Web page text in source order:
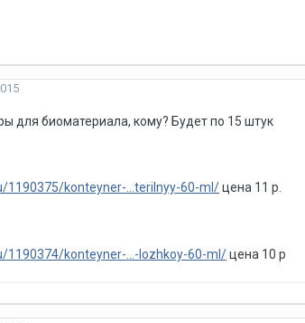
для биоматериала, кому? Будет по 15 штук
1190375/konteyner-...terilnyy-60-ml/цена 11 р.
1190374/konteyner-...-lozhkoy-60-ml/цена 10 р